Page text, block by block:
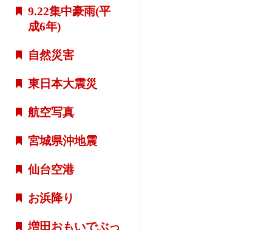
9.22集中豪雨(平
成6年)
自然災害
東日本大震災
航空写真
宮城県沖地震
仙台空港
お浜降り
増田おもいでぶっ